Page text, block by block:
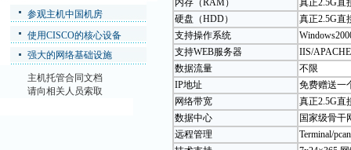
参观主机中国机房
使用CISCO的核心设备
强大的网络基础设施
主机托管合同文档
请向相关人员索取
内存（RAM）
真正2.5G直
硬盘（HDD）
真正2.5G直
支持操作系统
支持WEB服务器
IIS/APACHE
数据流量
不限
IP地址
免费赠送一
网络带宽
真正2.5G直
数据中心
国家级骨干
远程管理
Terminal/